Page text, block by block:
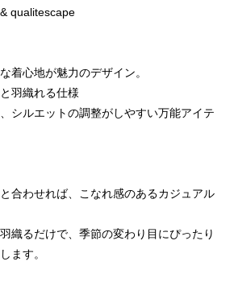
qualitescape
着心地が魅力のデザイン。
羽織れる仕様
シルエットの調整がしやすい万能アイテ
合わせれば、こなれ感のあるカジュアル
織るだけで、季節の変わり目にぴったり
ます。